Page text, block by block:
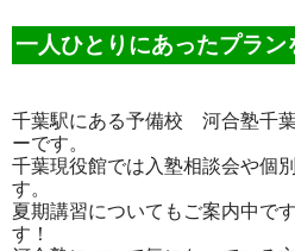
一人ひとりにあったプラン
千葉駅にある予備校 河合塾千
ーです。
千葉現役館では入塾相談会や個
す。
夏期講習についてもご案内中で
す！